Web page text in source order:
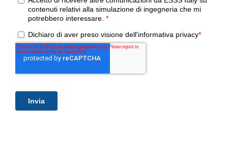
laureata presso l’Università degli Studi di Trento.
Negli anni ha sviluppato le sue competenze
tecniche principalmente nell’ambito della
progettazione meccanica, della modellazione ad
progetti di innovazione in ottica di
alleggerimento veicolo vista la sua lunga